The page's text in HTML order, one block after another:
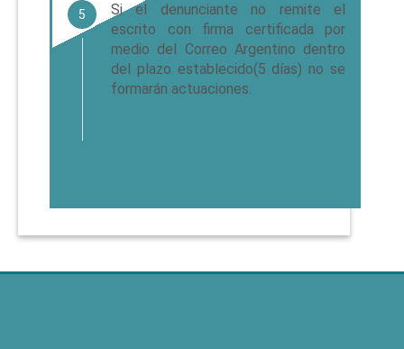
5
Si el denunciante no remite el
escrito con firma certificada por
medio del Correo Argentino dentro
del plazo establecido(5 días) no se
formarán actuaciones.